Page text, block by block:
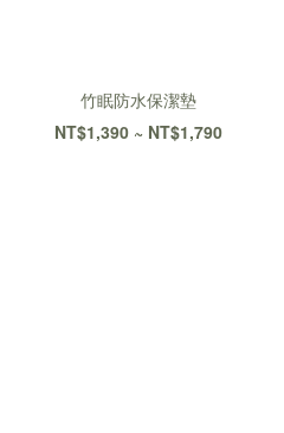
竹眠防水保潔墊
NT$1,390 ~ NT$1,790